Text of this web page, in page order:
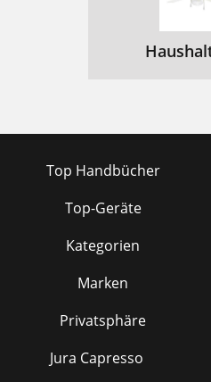
Top Handbücher
Top-Geräte
Kategorien
Marken
Privatsphäre
Jura Capresso